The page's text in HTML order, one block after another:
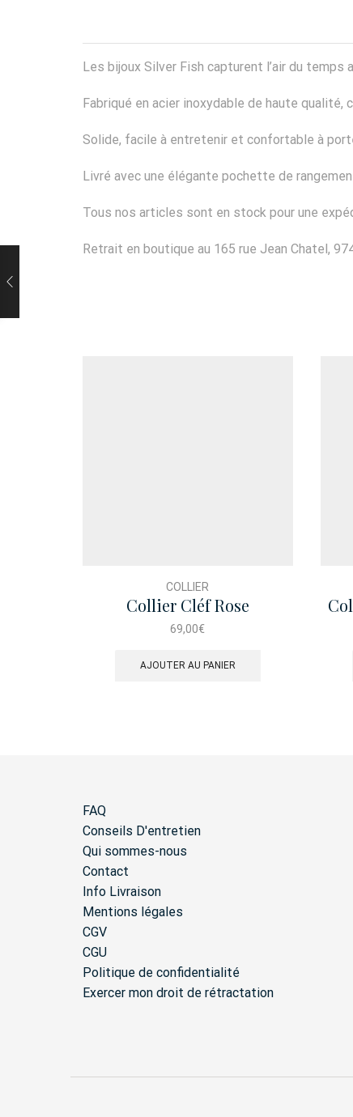
Les bijoux Silver Fish capturent l’air du
Fabriqué en acier inoxydable de haute
Solide, facile à entretenir et confortable à
Livré avec une élégante pochette de
Tous nos articles sont en stock pour une
Retrait en boutique au 165 rue Jean Chatel,
COLLIER
Collier Cléf Rose
69,00€
AJOUTER AU PANIER
FAQ
Conseils D'entretien
Qui sommes-nous
Contact
Info Livraison
Mentions légales
CGV
CGU
Politique de confidentialité
Exercer mon droit de rétractation